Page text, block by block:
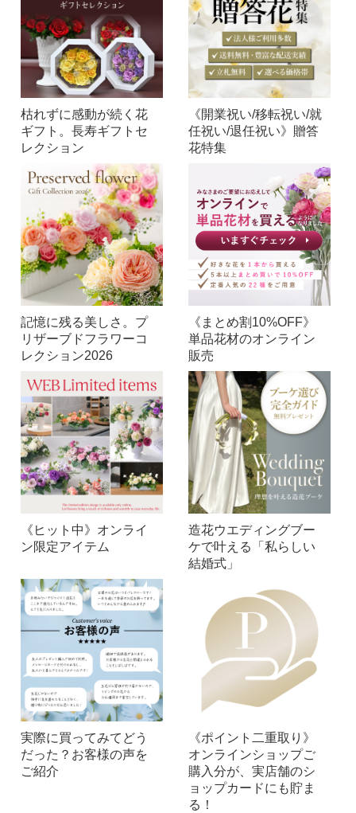
枯れずに感動が続く花
ギフト。長寿ギフトセ
レクション
《開業祝い/移転祝い/就
任祝い/退任祝い》贈答
花特集
記憶に残る美しさ。プ
リザーブドフラワーコ
レクション2026
《まとめ割10%OFF》
単品花材のオンライン
販売
《ヒット中》オンライ
ン限定アイテム
造花ウエディングブー
ケで叶える「私らしい
結婚式」
実際に買ってみてどう
だった？お客様の声を
ご紹介
《ポイント二重取り》
オンラインショップご
購入分が、実店舗のシ
ョップカードにも貯ま
る！